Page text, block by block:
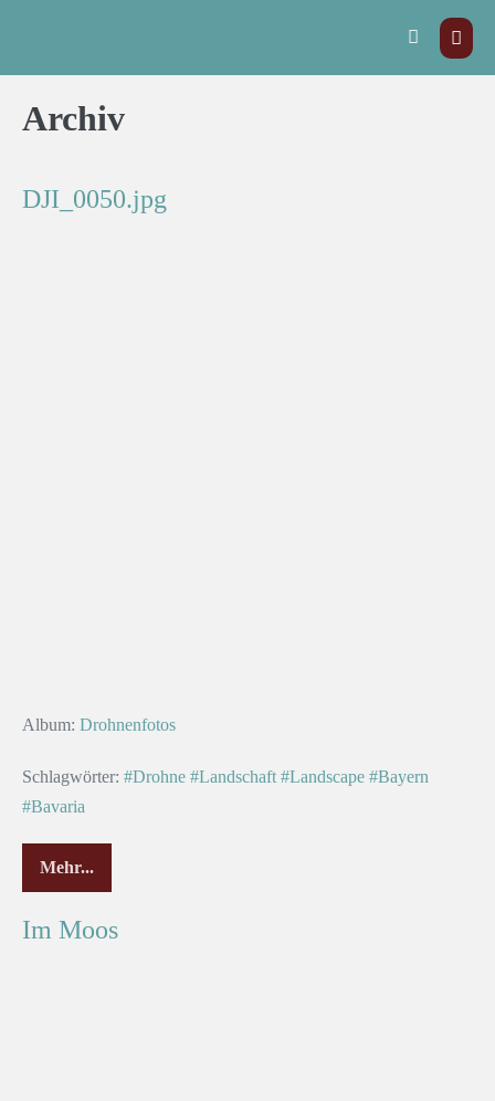
Archiv
DJI_0050.jpg
Album: Drohnenfotos
Schlagwörter: #Drohne #Landschaft #Landscape #Bayern
#Bavaria
Mehr...
Im Moos